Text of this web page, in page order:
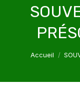
Vous êtes ici :
Accueil